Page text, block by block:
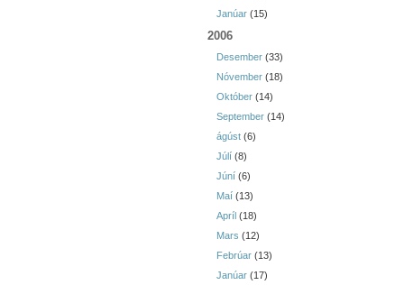
Janúar (15)
2006
Desember (33)
Nóvember (18)
Október (14)
September (14)
ágúst (6)
Júlí (8)
Júní (6)
Maí (13)
Apríl (18)
Mars (12)
Febrúar (13)
Janúar (17)